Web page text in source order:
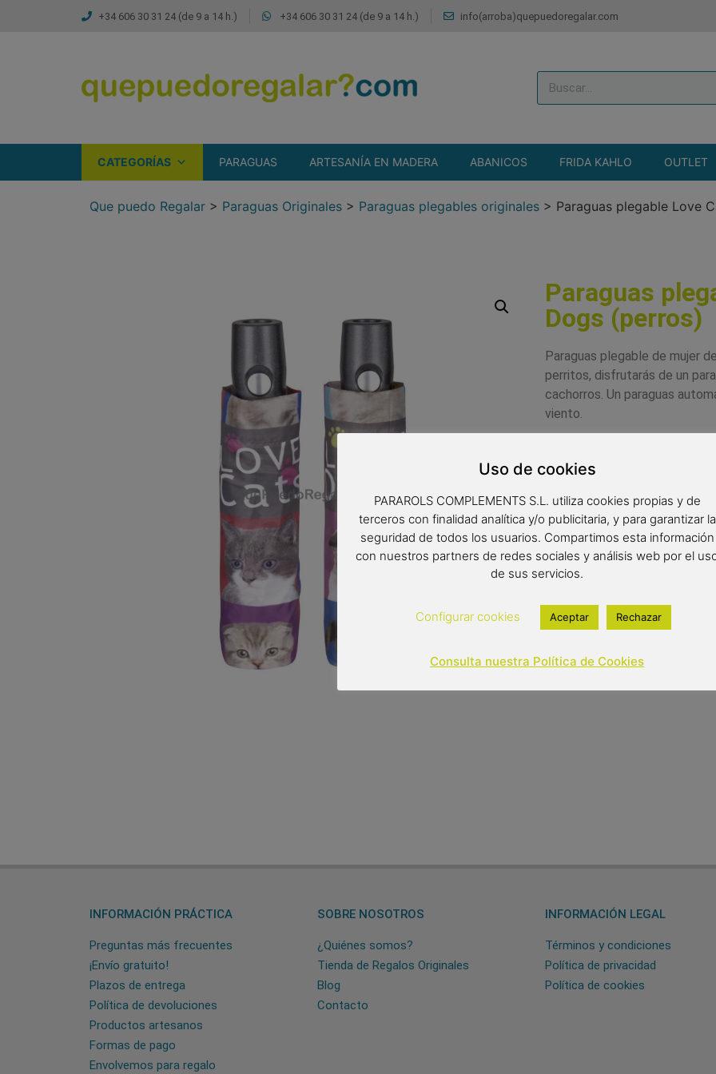
+34 606 30 31 24 (de 9 a 14 h.) +34 606 30 31 24 (de 9 a 14 h.) info(arroba)quepuedoregalar.com
CATEGORÍAS PARAGUAS ARTESANÍA EN MADERA ABANICOS FRIDA KAHLO OUTLET
Que puedo Regalar > Paraguas Originales > Paraguas plegables originales > Paraguas plegable Love
Paraguas
Dogs (perros)
Paraguas plegable de mujer
perritos, disfrutarás de un
cachorros. Un paraguas
viento.
Radio: 54 cm.
Diámetro: 99 cm.
Cerrado: 28 cm.
16,90 € (IVA
INFORMACIÓN PRÁCTICA
Preguntas más frecuentes
¡Envío gratuito!
Plazos de entrega
Política de devoluciones
Productos artesanos
Formas de pago
Envolvemos para regalo
SOBRE NOSOTROS
¿Quiénes somos?
Tienda de Regalos Originales
Blog
Contacto
INFORMACIÓN LEGAL
Términos y condiciones
Política de privacidad
Política de cookies
Uso de cookies
PARAROLS COMPLEMENTS S.L. utiliza cookies propias y de
terceros con finalidad analítica y/o publicitaria, y para garantizar la
seguridad de todos los usuarios. Compartimos esta información
con nuestros partners de redes sociales y análisis web por el
de sus servicios.
Configurar cookies Aceptar Rechazar
Consulta nuestra Política de Cookies